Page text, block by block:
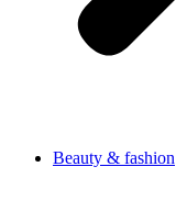
Beauty & fashion